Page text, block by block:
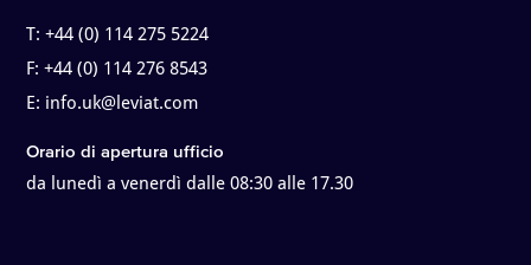
T:+44 (0) 114 275 5224
F:+44 (0) 114 276 8543
E: info.uk@leviat.com
Orario di apertura ufficio
da lunedì a venerdì dalle 08:30 alle 17.30